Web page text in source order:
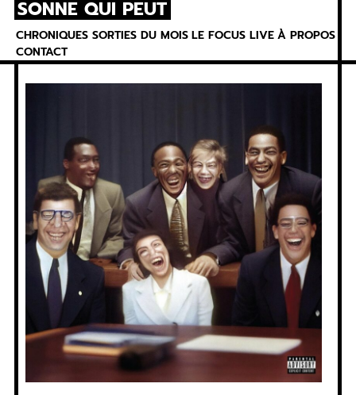
Skip
content
SONNE QUI PEUT
CHRONIQUES SORTIES DU MOIS LE FOCUS LIVE À PROPOS
CONTACT